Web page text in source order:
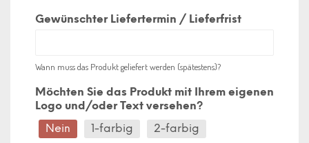
Gewünschter Liefertermin / Lieferfrist
Wann muss das Produkt geliefert werden (spätestens)?
Möchten Sie das Produkt mit Ihrem eigenen
Logo und/oder Text versehen?
Nein
1-farbig
2-farbig